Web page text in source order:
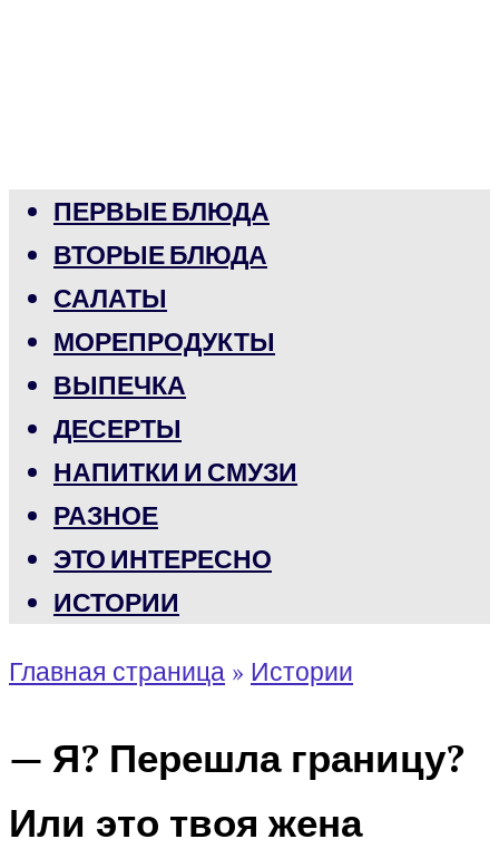
ПЕРВЫЕ БЛЮДА
ВТОРЫЕ БЛЮДА
САЛАТЫ
МОРЕПРОДУКТЫ
ВЫПЕЧКА
ДЕСЕРТЫ
НАПИТКИ И СМУЗИ
РАЗНОЕ
ЭТО ИНТЕРЕСНО
ИСТОРИИ
Главная страница » Истории
— Я? Перешла границу?
Или это твоя жена